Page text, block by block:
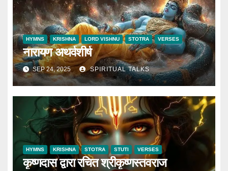
HYMNS KRISHNA LORD VISHNU STOTRA VERSES
नारायण अथर्वशीर्ष
SEP 24, 2025 SPIRITUAL TALKS
HYMNS KRISHNA STOTRA STUTI VERSES
कृष्णदास द्वारा रचित श्रीकृष्णस्तवराज